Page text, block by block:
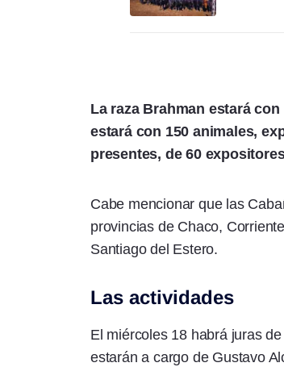
La raza Brahman estará
estará con 150 animales,
presentes, de 60
Cabe mencionar que las
provincias de Chaco,
Santiago del Estero.
Las actividades
El miércoles 18 habrá juras
estarán a cargo de Gustavo